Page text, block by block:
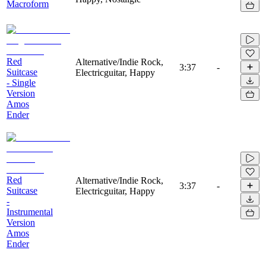
Macroform
Red
Suitcase
- Single
Version
Amos
Ender
Alternative/Indie Rock,
Electricguitar, Happy
3:37 -
Red
Suitcase
-
Instrumental
Version
Amos
Ender
Alternative/Indie Rock,
Electricguitar, Happy
3:37 -